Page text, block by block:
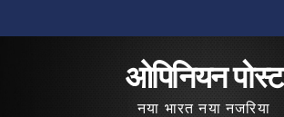
to
ओपिनियन पोस्ट
नया भारत नया नजरिया